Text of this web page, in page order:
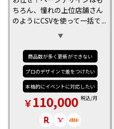
ちろん、憧れの上位店舗さん
のようにCSVを使って一括でデ
ータの処理など！集客の為の
広告入稿やリピーター対策の
メールマガジンの作成、モー
ルのセールや自社企画のイベ
ント対策も対応させていただ
きます。
商品数が多く更新ができない
プロのデザインで差をつけたい
本格的にイベントに対応したい
110,000 税込/月